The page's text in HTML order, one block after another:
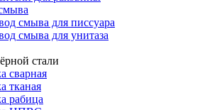
смыва для писсуара
смыва для унитаза
стали
сварная
тканая
рабица